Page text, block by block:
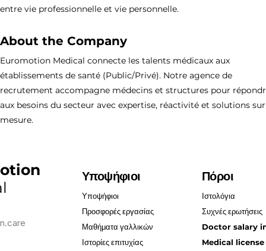
entre vie professionnelle et vie personnelle.
About the Company
Euromotion Medical connecte les talents médicaux aux
établissements de santé (Public/Privé). Notre agence de
recrutement accompagne médecins et structures pour
aux besoins du secteur avec expertise, réactivité et solutions sur
mesure.
Υποψήφιοι
Υποψήφιοι
Προσφορές εργασίας
Μαθήματα γαλλικών
Ιστορίες επιτυχίας
Πόροι
Ιστολόγια
Συχνές ερωτήσεις
Doctor salary
Medical